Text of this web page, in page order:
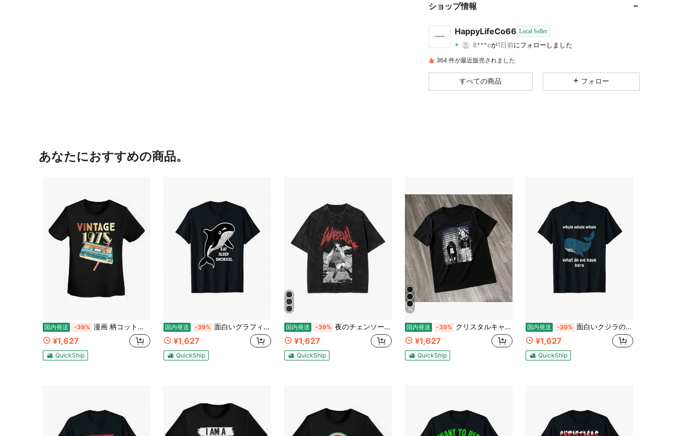
ショップ情報
HappyLifeCo66 Local Seller
4.18
3.5K 15
8***c にフォローしました
4.18 評価 3.5K商品 15フォロワー
4.18 3.5K
4.18
3.5K
4.18
3.5K
15
364 件が最近販売されました
すべての商品 フォロー
あなたにおすすめの商品。
国内発送 -39% 漫画 柄コットンTシャツ、カジュアルラウンドネック、半袖、無地、夏用Tシャツ、スポーツクライミングに最適、カジュアルTシャツ
¥1,627
QuickShip
国内発送 -39% 面白いグラフィックシャチの魚夏のグンパイナップルノベルティTシャツTシャツ男性女性用Kids
¥1,627
QuickShip
国内発送 -39% 夜のチェンソーマン 戦争の悪魔 Tシャツ ウォッシュ加工 100_ コットン オーバーサイズ Tシャツ 麻倉みたら メンズ レディース トップス ストリートウェア サマーTシャツ
¥1,627
QuickShip
16
国内発送 -39% クリスタルキャッスルグラフィックバンド Tシャツオーバーサイズ男性女性ストトウェアカナダの電子バンド半袖カジュアルコットン服
¥1,627
QuickShip
国内発送 -39% 面白いクジラのダジャレウォッチングマッコウクジラT-Shirt
¥1,627
QuickShip